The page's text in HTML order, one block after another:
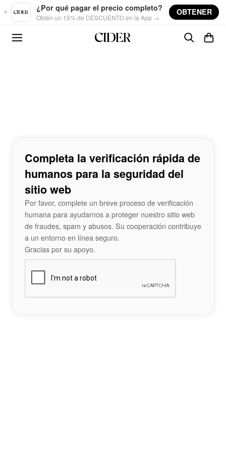
Skip to main content
¿Por qué pagar el precio completo?
Obtén un 15% de DESCUENTO en la App →
OBTENER
Completa la verificación rápida de
humanos para la seguridad del
sitio web
Por favor, complete un breve proceso de verificación
humana para ayudarnos a proteger nuestro sitio web
de fraudes, spam y abusos. Su cooperación contribuye
a un entorno en línea seguro.
Gracias por su apoyo.